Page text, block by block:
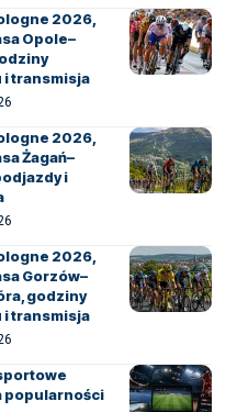
2026,
Opole–
i transmisja
2026,
Żagań–
i
2026,
Gorzów–
godziny
i transmisja
popularności